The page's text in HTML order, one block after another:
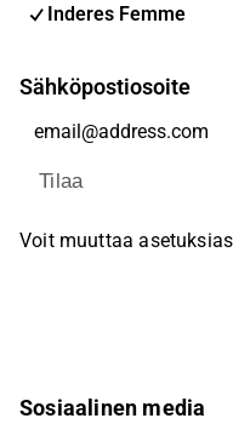
Inderes Femme
Sähköpostiosoite
Tilaa
Voit muuttaa
Sosiaalinen media